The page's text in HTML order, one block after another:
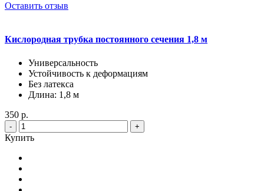
Оставить отзыв
Кислородная трубка постоянного сечения 1,8 м
Универсальность
Устойчивость к деформациям
Без латекса
Длина: 1,8 м
350 р.
- +
Купить